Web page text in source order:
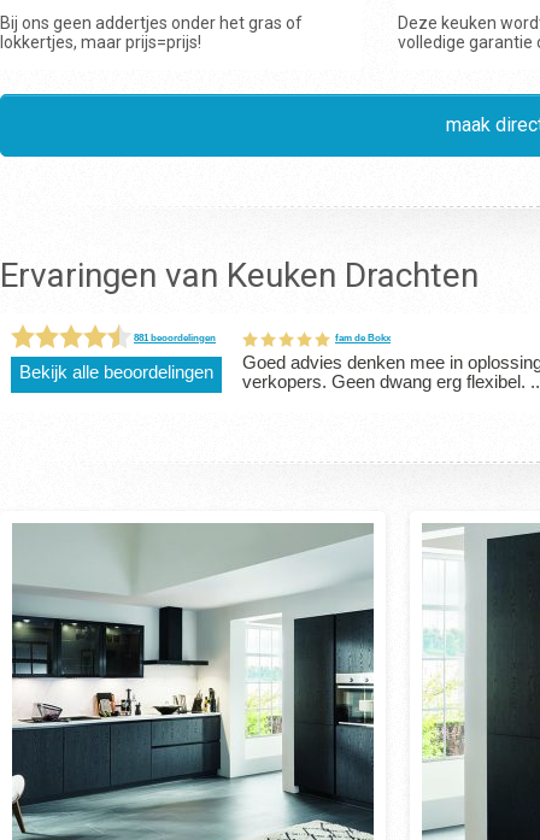
Bij ons geen addertjes onder het gras of
lokkertjes, maar prijs=prijs!
Deze keuken
volledige garantie
maak
Ervaringen van Keuken Drachten